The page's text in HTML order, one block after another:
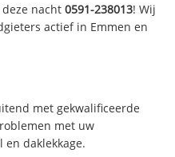
deze nacht0591-238013! Wij
actief in Emmen en
met gekwalificeerde
met uw
en daklekkage.